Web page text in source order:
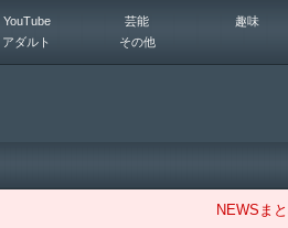
YouTube 芸能
趣味
アダルト その他
NEWSま